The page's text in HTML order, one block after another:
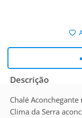
Descrição
Chalé Aconchegante
Clima da Serra